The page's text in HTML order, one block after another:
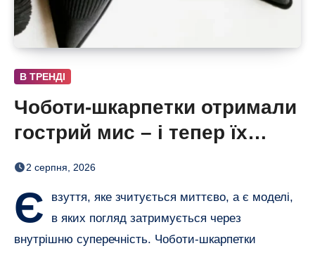
В ТРЕНДІ
Чоботи-шкарпетки отримали
гострий мис – і тепер їх
хочеться роздивлятися
2 серпня, 2026
Є
взуття, яке зчитується миттєво, а є моделі,
в яких погляд затримується через
внутрішню суперечність. Чоботи-шкарпетки